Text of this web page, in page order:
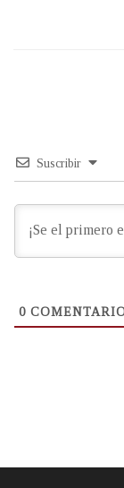
Suscribir
0